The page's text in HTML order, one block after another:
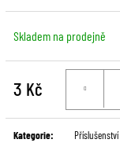
hvězdiček.
Skladem na prodejně
3 Kč
cena:
Kategorie:
Příslušenství